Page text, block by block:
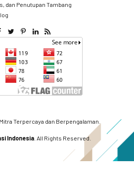
dan Penutupan Tambang
Terpercaya dan Berpengalaman.
Indonesia. All Rights Reserved.